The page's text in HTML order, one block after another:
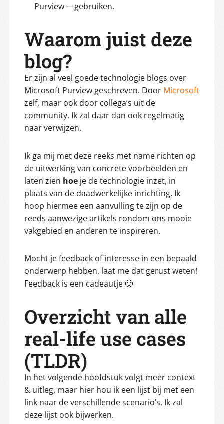
Purview — gebruiken.
Waarom juist deze
blog?
Er zijn al veel goede technologie blogs over
Microsoft Purview geschreven. Door Microsoft
zelf, maar ook door collega’s uit de
community. Ik zal daar dan ook regelmatig
naar verwijzen.
Ik ga mij met deze reeks met name richten op
de uitwerking van concrete voorbeelden en
laten zien hoe je de technologie inzet, in
plaats van de daadwerkelijke inrichting. Ik
hoop hiermee een aanvulling te zijn op de
reeds aanwezige artikels rondom ons mooie
vakgebied en anderen te inspireren.
Mocht je feedback of interesse in een bepaald
onderwerp hebben, laat me dat gerust weten!
Feedback is een cadeautje 🙂
Overzicht van alle
real-life use cases
(TLDR)
In het volgende hoofdstuk volgt meer context
& uitleg, maar hier hou ik een lijst bij met een
link naar de verschillende scenario’s. Ik zal
deze lijst ook bijwerken.